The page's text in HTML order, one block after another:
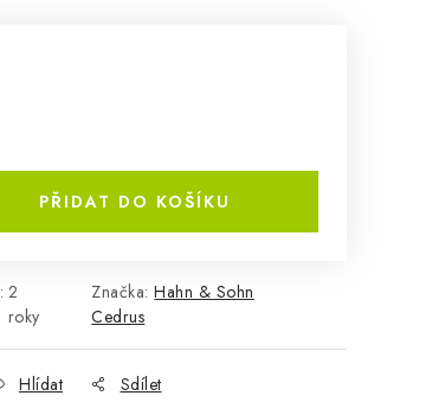
PŘIDAT DO KOŠÍKU
: 2
roky
Značka:Hahn & Sohn
Cedrus
Hlídat Sdílet